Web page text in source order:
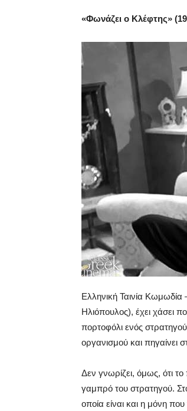
«Φωνάζει ο Κλέφτης»
Ελληνική Ταινία
Ηλιόπουλος), έχει χάσει
πορτοφόλι ενός
οργανισμού και πηγαίνει
Δεν γνωρίζει, όμως, ότι
γαμπρό του στρατηγού.
οποία είναι και η μόνη